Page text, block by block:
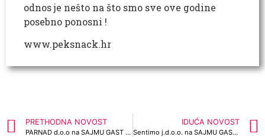
odnos je nešto na što smo sve ove godine
posebno ponosni !
www.peksnack.hr
PRETHODNA NOVOST
PARNAD d.o.o na SAJMU GAST 2024
IDUĆA NOVOST
Sentimo j.d.o.o. na SAJMU GAST 2024